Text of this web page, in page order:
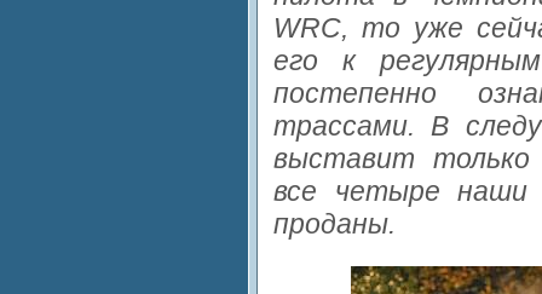
WRC, то уже
его к
постепенно
трассами. В
выставит только
все четыре наши
проданы.